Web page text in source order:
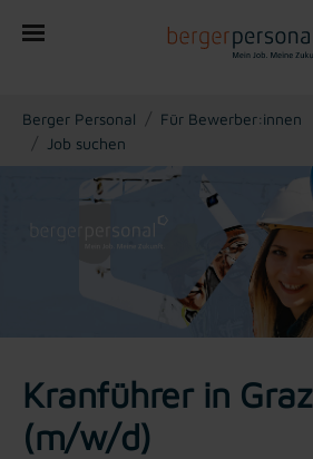
You are here:
Berger Personal
Für Bewerber:innen
Job suchen
Kranführer in Graz
(m/w/d)